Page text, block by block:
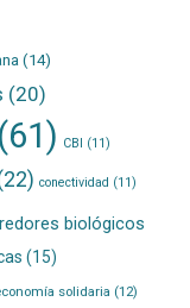
(14)
(20)
(61) CBI (11)
conectividad (11)
biológicos
(15)
solidaria (12)